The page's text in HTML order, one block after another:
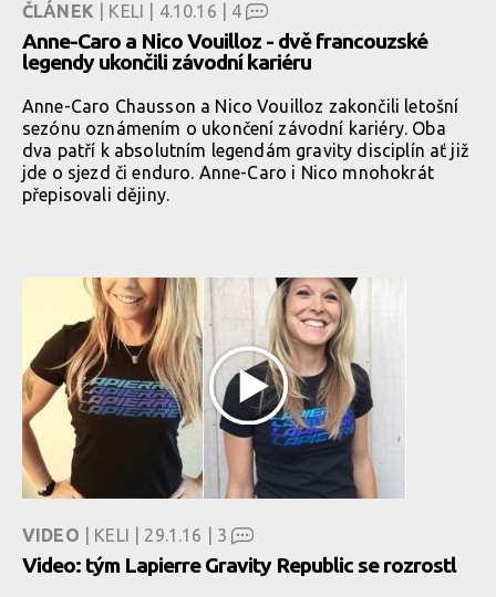
ČLÁNEK | KELI | 4.10.16 | 4
Anne-Caro a Nico Vouilloz - dvě francouzské
legendy ukončili závodní kariéru
Anne-Caro Chausson a Nico Vouilloz zakončili letošní
sezónu oznámením o ukončení závodní kariéry. Oba
dva patří k absolutním legendám gravity disciplín ať již
jde o sjezd či enduro. Anne-Caro i Nico mnohokrát
přepisovali dějiny.
VIDEO | KELI | 29.1.16 | 3
Video: tým Lapierre Gravity Republic se rozrostl